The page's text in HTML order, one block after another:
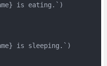
is eating.`)
is sleeping.`)